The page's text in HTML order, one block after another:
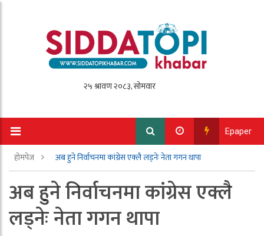
Epaper
होमपेज अब हुने निर्वाचनमा कांग्रेस एक्लै लड्नेः नेता गगन थापा
अब हुने निर्वाचनमा कांग्रेस एक्लै
लड्नेः नेता गगन थापा